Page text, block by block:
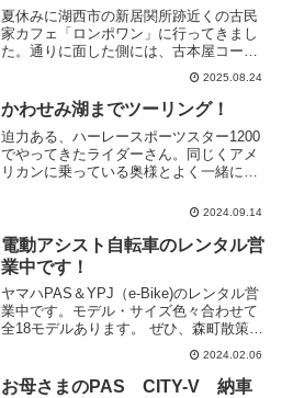
夏休みに湖西市の新居関所跡近くの古民
家カフェ「ロンポワン」に行ってきまし
た。通りに面した側には、古本屋コーナ
ーがあり、中庭をはさんで奥にカフェが
あります。大きな丸カゴがバッグ入れだ
ったり、ゆったりパパサンチェアが置い
てあったり、静かなカフェ...
2025.08.24
かわせみ湖までツーリング！
迫力ある、ハーレースポーツスター1200
でやってきたライダーさん。同じくアメ
リカンに乗っている奥様とよく一緒にツ
は、これから定番コースのかわせみ湖方
てください！いつもあり...
2024.09.14
電動アシスト自転車のレンタル営
業中です！
ヤマハPAS＆YPJ（e-Bike)のレンタル営
業中です。モデル・サイズ色々合わせて
全18モデルあります。 ぜひ、森町散策に
ご利用ください。こちらのサイトから直
2024.02.06
お母さまのPAS CITY-V 納車